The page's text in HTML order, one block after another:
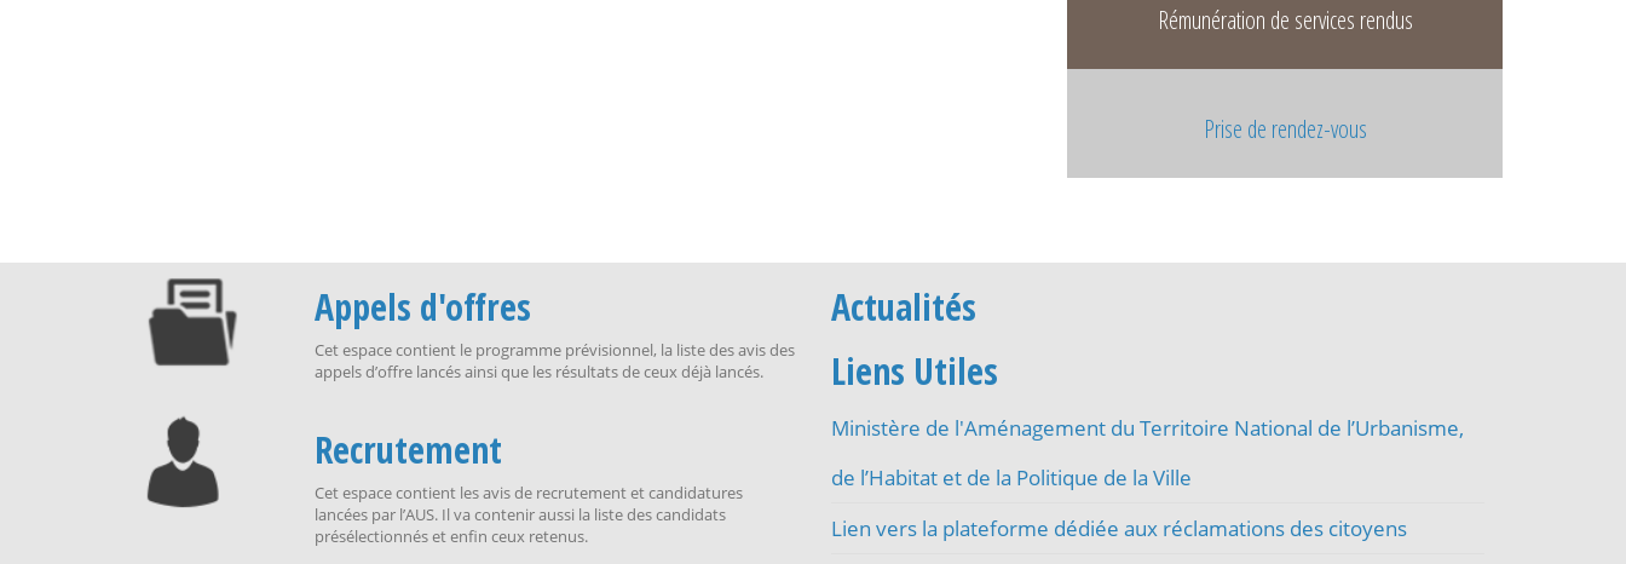
Rémunération de services rendus
Prise de rendez-vous
Appels d'offres
Cet espace contient le programme prévisionnel, la liste des avis des
appels d’offre lancés ainsi que les résultats de ceux déjà lancés.
Recrutement
Cet espace contient les avis de recrutement et candidatures
lancées par l’AUS. Il va contenir aussi la liste des candidats
présélectionnés et enfin ceux retenus.
Actualités
Liens Utiles
Ministère de l'Aménagement du Territoire National de l’Urbanisme,
de l’Habitat et de la Politique de la Ville
Lien vers la plateforme dédiée aux réclamations des citoyens